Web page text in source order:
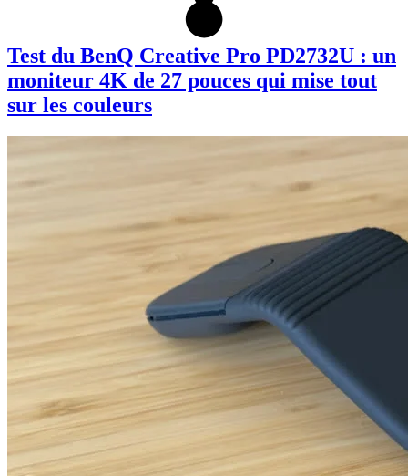
Test du BenQ Creative Pro PD2732U : un
moniteur 4K de 27 pouces qui mise tout
sur les couleurs